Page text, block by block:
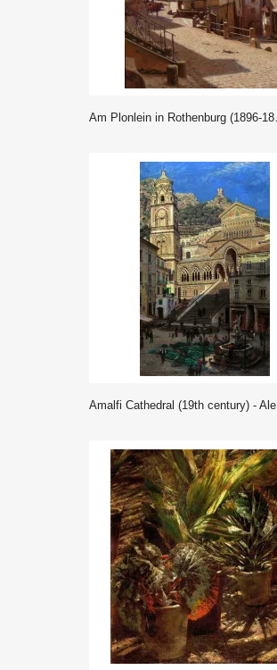
Am Plonlein in Rothenburg (1896-1897) - Aleksander Gierymski
Amalfi Cathedral (19th century) - Aleksander Gierymski